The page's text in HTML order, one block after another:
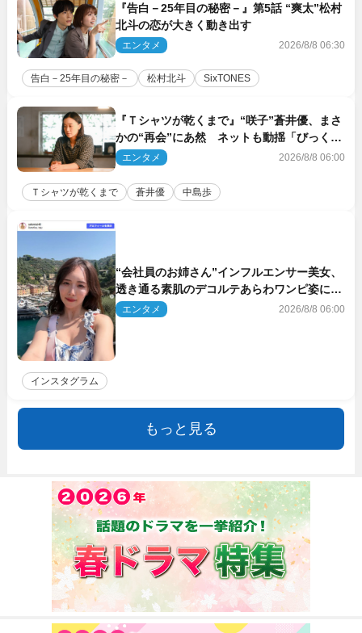
『告白－25年目の秘密－』第5話 “爽太”松村
北斗の恋が大きく動き出す
エンタメ 2026/8/8 06:30
告白－25年目の秘密－ 松村北斗 SixTONES
『Ｔシャツが乾くまで』“咲子”蒼井優、まさ
かの“再会”にあ然 ネットも動揺「びっくり
した!!」「今さら?!」（ネタバレあり）
エンタメ 2026/8/8 06:00
Ｔシャツが乾くまで 蒼井優 中島歩
“会社員のお姉さん”インフルエンサー美女、
透き通る素肌のデコルテあらわワンピ姿に反
響エンタメ 2026/8/8 06:00
インスタグラム
もっと見る